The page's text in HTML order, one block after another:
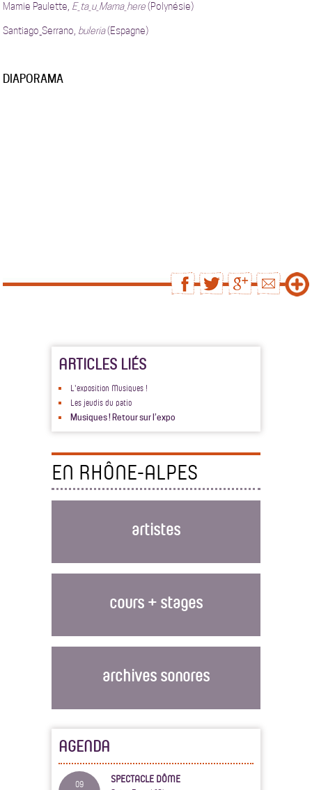
Mamie Paulette, E_ta_u_Mama_here(Polynésie)
Santiago_Serrano, buleria(Espagne)
DIAPORAMA
ARTICLES LIÉS
L'exposition Musiques !
Les jeudis du patio
Musiques ! Retour sur l’expo
EN RHÔNE-ALPES
artistes
cours + stages
archives sonores
AGENDA
09
SPECTACLE DÔME